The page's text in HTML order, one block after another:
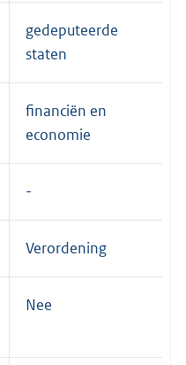
gedeputeerde
staten
financiën en
economie
Verordening
Nee